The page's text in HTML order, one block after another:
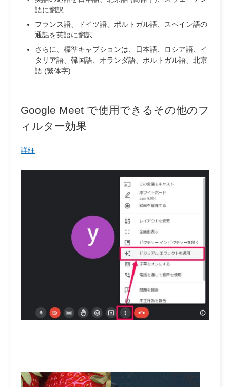
語に翻訳
フランス語、ドイツ語、ポルトガル語、スペイン語の
通話を英語に翻訳
さらに、標準キャプションは、日本語、ロシア語、イ
タリア語、韓国語、オランダ語、ポルトガル語、北京
語 (繁体字)
Google Meet で使用できるその他のフ
ィルター効果
詳細